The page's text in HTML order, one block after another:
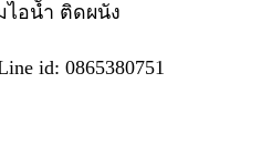
อนัำ ติดผนัง
id: 0865380751